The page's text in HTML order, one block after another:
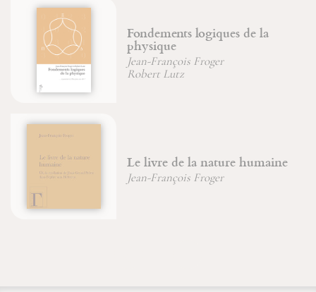
Moïse et Œdipe
Jean-François Froger
Le bestiaire de la Bible
Jean-Pierre Durand
Jean-François Froger